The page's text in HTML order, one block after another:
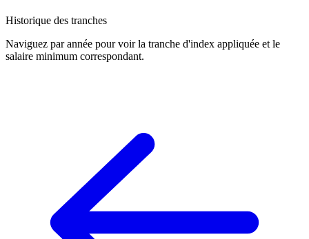
Historique des tranches
Naviguez par année pour voir la tranche d'index appliquée et le
salaire minimum correspondant.